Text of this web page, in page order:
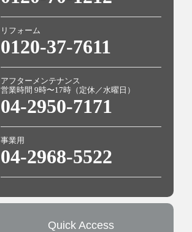
リフォーム
0120-37-7611
アフターメンテナンス
営業時間 9時〜17時（定休／水曜日）
04-2950-7171
事業用
04-2968-5522
Quick Access